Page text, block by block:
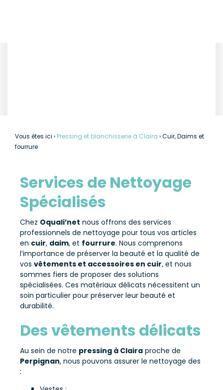
Vous êtes ici › Pressing et blanchisserie à Claira ›Cuir, Daims et
fourrure
Services de Nettoyage
Spécialisés
Chez Oquali’net nous offrons des services
professionnels de nettoyage pour tous vos articles
en cuir, daim, et fourrure. Nous comprenons
l’importance de préserver la beauté et la qualité de
vos vêtements et accessoires en cuir, et nous
sommes fiers de proposer des solutions
spécialisées. Ces matériaux délicats nécessitent un
soin particulier pour préserver leur beauté et
durabilité.
Des vêtements délicats
Au sein de notre pressing à Claira proche de
Perpignan, nous pouvons assurer le nettoyage des
: